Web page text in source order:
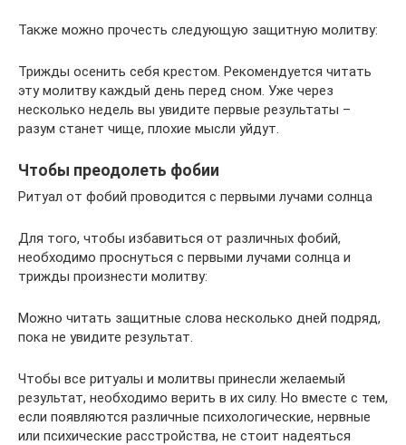
Также можно прочесть следующую защитную молитву:
Трижды осенить себя крестом. Рекомендуется читать
эту молитву каждый день перед сном. Уже через
несколько недель вы увидите первые результаты –
разум станет чище, плохие мысли уйдут.
Чтобы преодолеть фобии
Ритуал от фобий проводится с первыми лучами солнца
Для того, чтобы избавиться от различных фобий,
необходимо проснуться с первыми лучами солнца и
трижды произнести молитву:
Можно читать защитные слова несколько дней подряд,
пока не увидите результат.
Чтобы все ритуалы и молитвы принесли желаемый
результат, необходимо верить в их силу. Но вместе с тем,
если появляются различные психологические, нервные
или психические расстройства, не стоит надеяться